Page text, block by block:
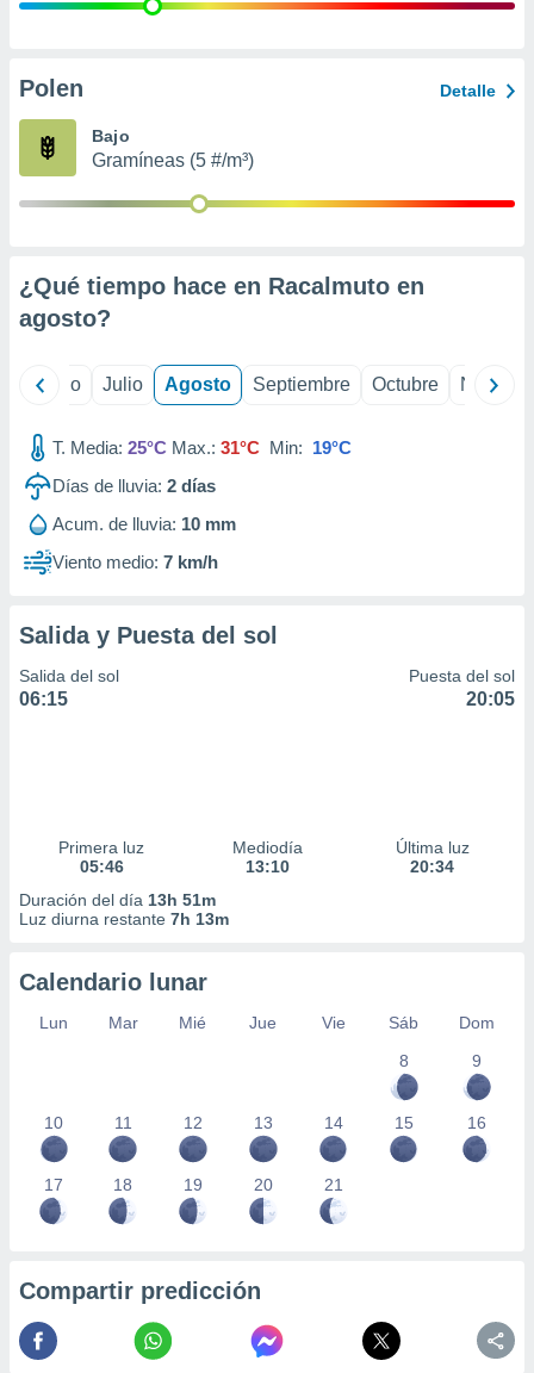
publicidad
de
Polen Detalle
Bajo
Gramíneas (5 #/m³)
¿Qué tiempo hace en Racalmuto en
agosto?
Junio Julio Agosto Septiembre Octubre
T. Media: 25°C Max.: 31°C Min: 19°C
Días de lluvia: 2 días
Acum. de lluvia: 10 mm
Viento medio: 7 km/h
Salida y Puesta del sol
Salida del sol
06:15
Puesta del sol
20:05
Primera luz
05:46
Mediodía
13:10
Última luz
20:34
Duración del día 13h 51m
Luz diurna restante 7h 13m
Calendario lunar
Lun Mar Mié Jue Vie Sáb
Dom
8
9
10 11 12 13 14 15 16
17 18 19 20 21
Compartir predicción